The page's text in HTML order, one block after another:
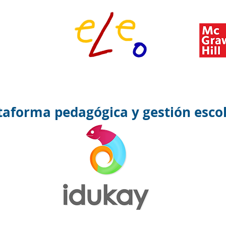
pedagógica y gestión